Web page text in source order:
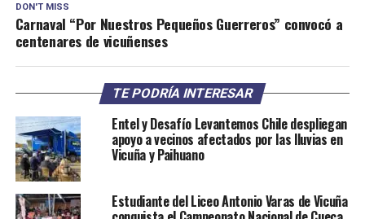
DON'T MISS
Carnaval “Por Nuestros Pequeños Guerreros” convocó a
centenares de vicuñenses
TE PODRÍA INTERESAR
Entel y Desafío Levantemos Chile despliegan
apoyo a vecinos afectados por las lluvias en
Vicuña y Paihuano
Estudiante del Liceo Antonio Varas de Vicuña